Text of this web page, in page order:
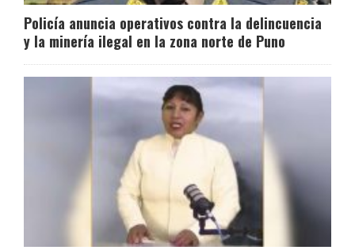
Policía anuncia operativos contra la delincuencia
y la minería ilegal en la zona norte de Puno